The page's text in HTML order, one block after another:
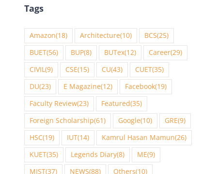
Tags
Amazon(18) Architecture(10) BCS(25)
BUET(56) BUP(8) BUTex(12) Career(29)
CIVIL(9) CSE(15) CU(43) CUET(35)
DU(23) E Magazine(12) Facebook(19)
Faculty Review(23) Featured(35)
Foreign Scholarship(61) Google(10) GRE(9)
HSC(19) IUT(14) Kamrul Hasan Mamun(26)
KUET(35) Legends Diary(8) ME(9)
MIST(37) NEWS(88) Others(10)